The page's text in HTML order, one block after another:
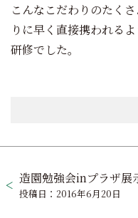
こんなこだわりのたく
りに早く直接携われる
研修でした。
稿造園勉強会inプラザ展
投稿日：2016年6月20日